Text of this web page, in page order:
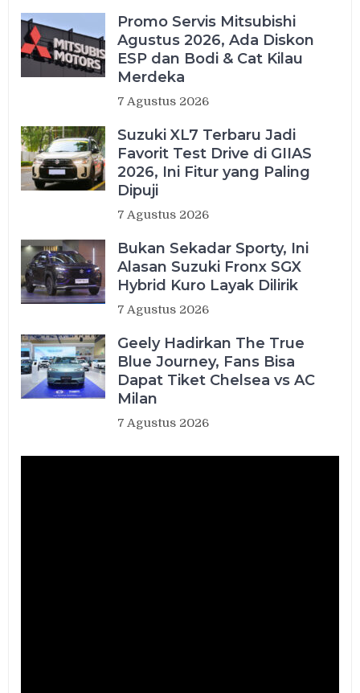
Promo Servis Mitsubishi
Agustus 2026, Ada Diskon
ESP dan Bodi & Cat Kilau
Merdeka
7 Agustus 2026
Suzuki XL7 Terbaru Jadi
Favorit Test Drive di GIIAS
2026, Ini Fitur yang Paling
Dipuji
7 Agustus 2026
Bukan Sekadar Sporty, Ini
Alasan Suzuki Fronx SGX
Hybrid Kuro Layak Dilirik
7 Agustus 2026
Geely Hadirkan The True
Blue Journey, Fans Bisa
Dapat Tiket Chelsea vs AC
Milan
7 Agustus 2026